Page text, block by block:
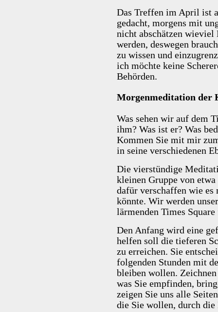
Das Treffen im April ist
gedacht, morgens mit
nicht abschätzen wieviel
werden, deswegen
zu wissen und
ich möchte keine
Behörden.
Morgenmeditation der
Was sehen wir auf dem
ihm? Was ist er? Was
Kommen Sie mit mir
in seine verschiedenen
Die vierstündige
kleinen Gruppe von
dafür verschaffen wie es
könnte. Wir werden
lärmenden Times
Den Anfang wird eine
helfen soll die tieferen
zu erreichen. Sie
folgenden Stunden mit
bleiben wollen.
was Sie empfinden,
zeigen Sie uns alle
die Sie wollen, durch